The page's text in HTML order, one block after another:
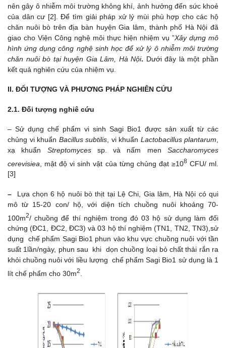
nên gây ô nhiễm môi trường không khí, ảnh hưởng đến sức khoẻ
của dân cư [2]. Để tìm giải pháp xử lý mùi phù hợp cho các hộ
chăn nuôi bò trên địa bàn huyện Gia lâm, thành phố Hà Nội đã
giao cho Viện Công nghệ môi thực hiện nhiệm vụ ”Xây dựng mô
hình ứng dụng công nghệ sinh học để xử lý ô nhiễm môi trường
chăn nuôi bò tại huyện Gia Lâm, Hà Nội. Dưới đây là một phần
kết quả nghiên cứu của nhiệm vụ.
II. ĐỐI TƯỢNG VÀ PHƯƠNG PHÁP NGHIÊN CỨU
2.1. Đối tượng nghiê cứu
– Sử dụng chế phẩm vi sinh Sagi Bio1 được sản xuất từ các
chủng vi khuẩn Bacillus subtilis , vi khuẩn Lactobacillus plantarum
xạ khuẩn Streptomyces sp. và nấm menSaccharomyces
cerevisiea , mật độ vi sinh vật của từng chủng đạt ≥108CFU/ ml.
[3]
– Lựa chọn 6 hộ nuôi bò thịt tại Lệ Chi, Gia lâm, Hà Nội có qui
mô từ 15-20 con/ hộ, với diện tích chuồng nuôi khoảng 70-
100m2/ chuồng để thí nghiệm trong đó 03 hộ sử dụng làm đối
chứng (ĐC1, ĐC2, ĐC3) và 03 hộ thí nghiệm (TN1, TN2, TN3),sử
dụng chế phẩm Sagi Bio1 phun vào khu vực chuồng nuôi với tần
suất 1lần/ngày, phun sau khi dọn chuồng loại bỏ chất thải rắn ra
khỏi chuồng nuôi với liều lượng chế phẩm Sagi Bio1 sử dụng là 1
lít chế phẩm cho 30m2